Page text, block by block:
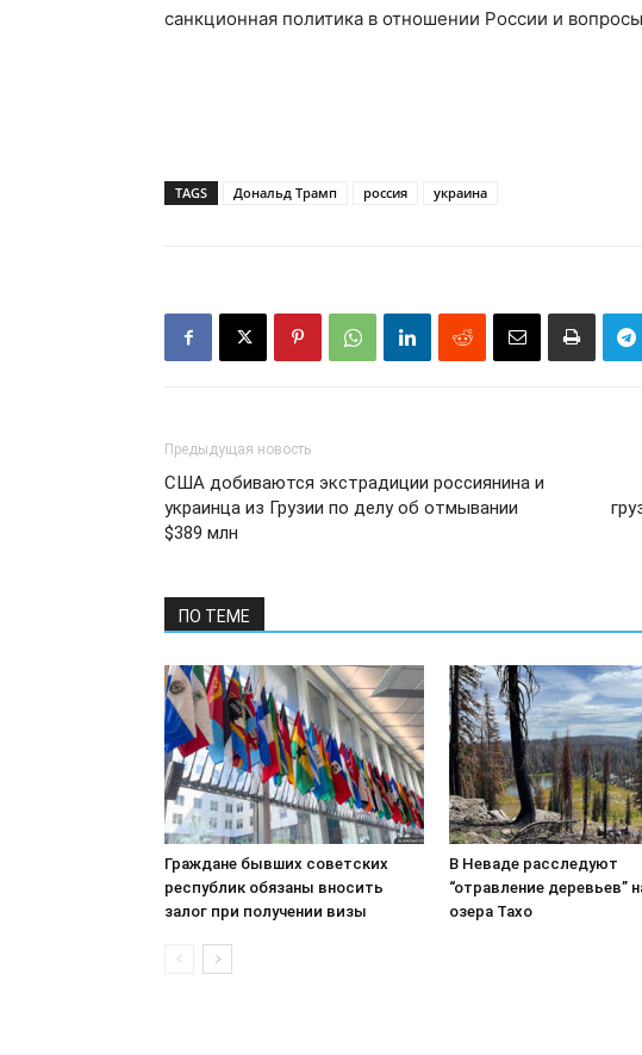
санкционная политика в отношении России и
TAGS Дональд Трамп россия украина
Предыдущая новость
США добиваются экстрадиции россиянина и
украинца из Грузии по делу об отмывании
$389 млн
ПО ТЕМЕ
Граждане бывших советских
республик обязаны вносить
залог при получении визы
В Неваде расследуют
“отравление деревьев”
озера Тахо